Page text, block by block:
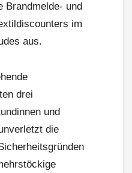
Brandmelde- und
im
aus.
drei
und
die